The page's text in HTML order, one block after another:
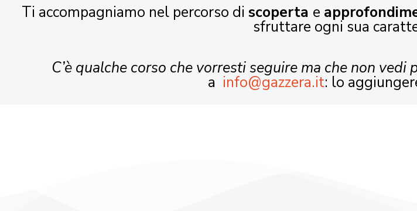
Ti accompagniamo nel percorso di scoperta e
sfruttare ogni sua
C’è qualche corso che vorresti seguire ma che non
a info@gazzera.it: lo